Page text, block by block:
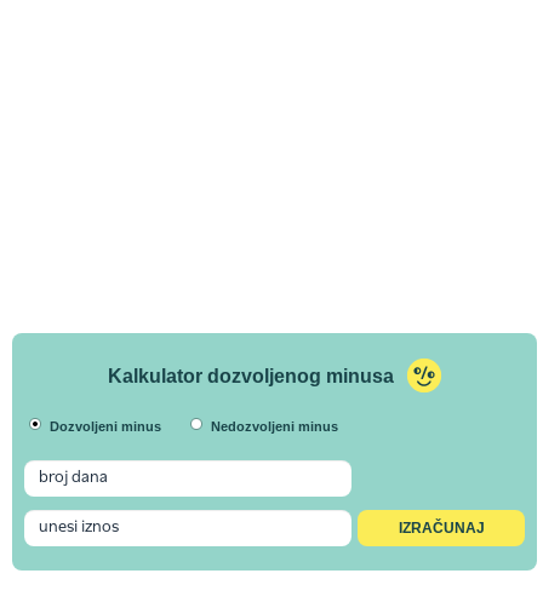
Kalkulator dozvoljenog minusa
Dozvoljeni minus Nedozvoljeni minus